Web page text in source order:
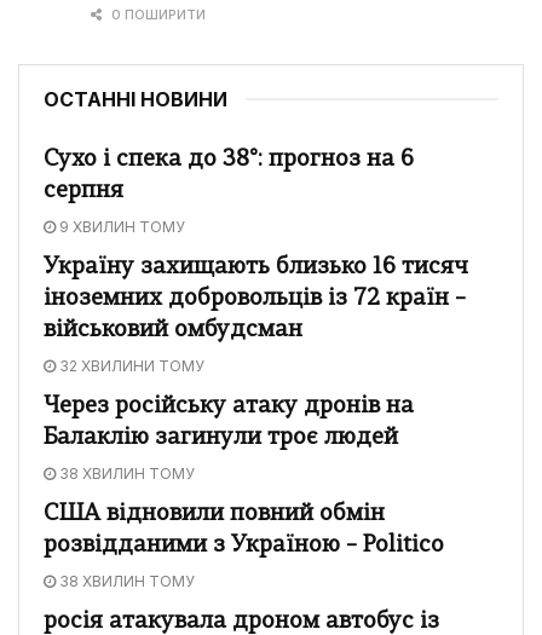
0 ПОШИРИТИ
ОСТАННІ НОВИНИ
Сухо і спека до 38°: прогноз на 6
серпня
9 ХВИЛИН ТОМУ
Україну захищають близько 16 тисяч
іноземних добровольців із 72 країн –
військовий омбудсман
32 ХВИЛИНИ ТОМУ
Через російську атаку дронів на
Балаклію загинули троє людей
38 ХВИЛИН ТОМУ
США відновили повний обмін
розвідданими з Україною – Politico
38 ХВИЛИН ТОМУ
росія атакувала дроном автобус із